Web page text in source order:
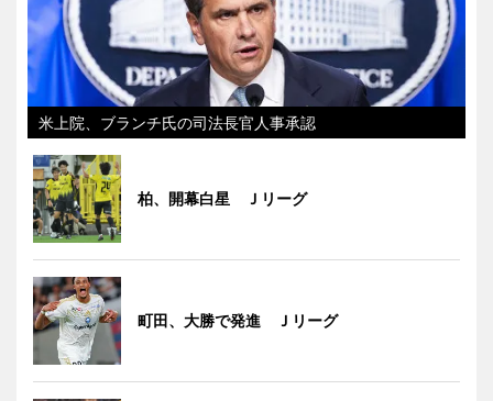
米上院、ブランチ氏の司法長官人事承認
柏、開幕白星 Ｊリーグ
町田、大勝で発進 Ｊリーグ